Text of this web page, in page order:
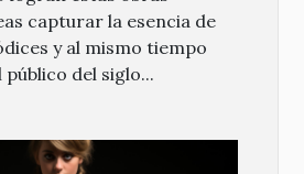
capturar la esencia de
y al mismo tiempo
del siglo...